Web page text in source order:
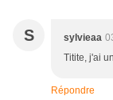
S sylvieaa
Titite, j'ai
Répondre